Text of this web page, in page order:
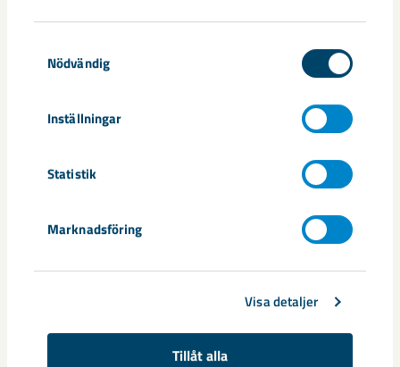
Nödvändig
Inställningar
Statistik
Marknadsföring
Visa detaljer
Tillåt alla
Så kan humanoida robotar öka
säkerheten i framtidens gruva
Utvecklingen av humanoida robotar, människoliknande
robotar med armar och ben, går snabbt. I takt med att
tekniken blir alltmer avancerad ...
Nytt sovringsverk växer fram
Nu syns det hur LKAB:s nya sovringsverk successivt tar form.
Anläggningen kommer att ersätta det befintliga verket från